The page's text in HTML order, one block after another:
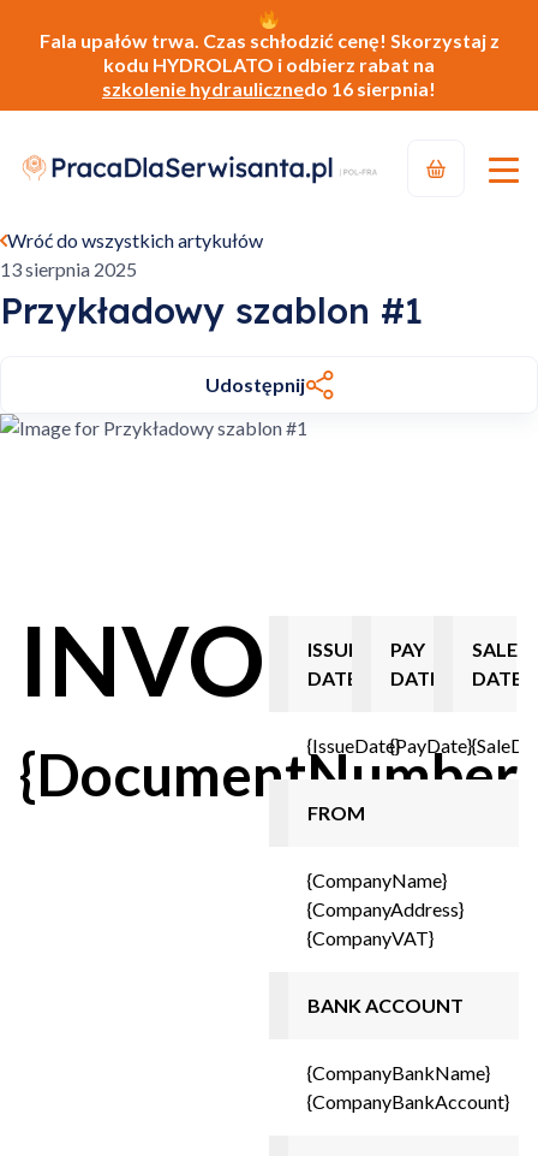
Fala upałów trwa. Czas schłodzić cenę! Skorzystaj z
kodu HYDROLATO i odbierz rabat na
szkolenie hydraulicznedo 16 sierpnia!
Wróć do wszystkich artykułów
13 sierpnia 2025
Przykładowy szablon #1
Udostępnij
INVOICE
{DocumentNumber}
ISSUE
DATE
{IssueDate}
PAY
DATE
{PayDate}
SALE
DATE
FROM
{CompanyName}
{CompanyAddress}
{CompanyVAT}
BANK ACCOUNT
{CompanyBankName}
{CompanyBankAccount}